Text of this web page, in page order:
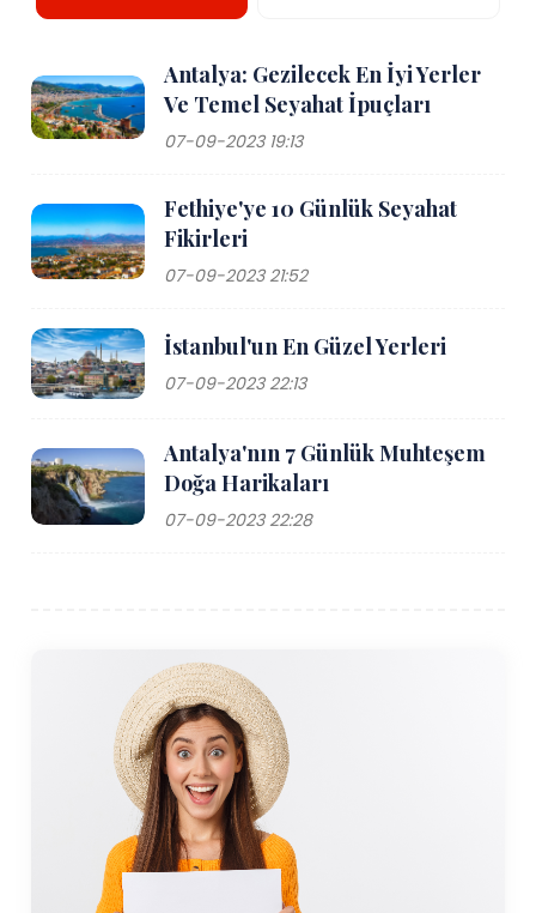
Antalya: Gezilecek En İyi Yerler
Ve Temel Seyahat İpuçları
07-09-2023 19:13
Fethiye'ye 10 Günlük Seyahat
Fikirleri
07-09-2023 21:52
İstanbul'un En Güzel Yerleri
07-09-2023 22:13
Antalya'nın 7 Günlük Muhteşem
Doğa Harikaları
07-09-2023 22:28